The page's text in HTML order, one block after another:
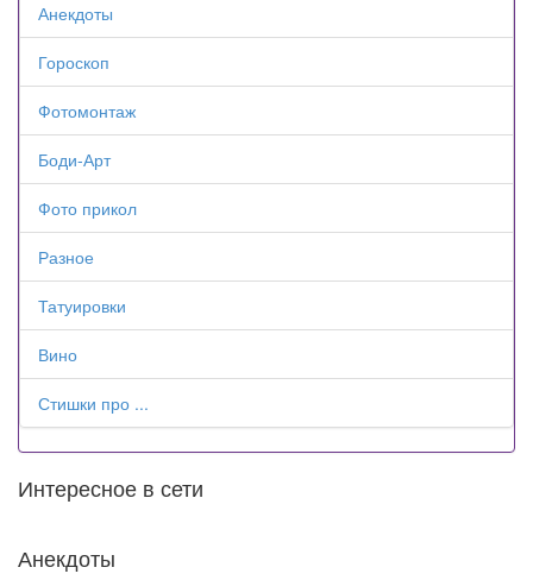
Анекдоты
Гороскоп
Фотомонтаж
Боди-Арт
Фото прикол
Разное
Татуировки
Вино
Стишки про ...
Интересное в сети
Анекдоты